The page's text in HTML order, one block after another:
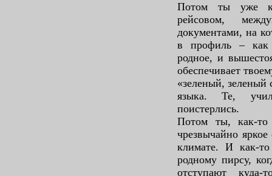
Потом ты уже
рейсовом,
документами, на
в профиль – как
родное, и
обеспечивает
«зеленый, зеленый
языка. Те,
поистерлись.
Потом ты, как-то
чрезвычайно
климате. И как-
родному пирсу,
отступают